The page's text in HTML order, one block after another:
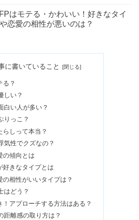
はモテる・かわいい！好きなタイ
恋愛の相性が悪いのは？
好きになったら好き避け？
は生きづらい？優しすぎる・頭悪
ら社会不適合は嘘！
はやばい＆雰囲気が不思議ちゃ
狂気的で怒ると怖いの？
最強】本質を見抜く・かっこい
なりたい人はどうする？
に書いていること
る？
しい？
白い人が多い？
りっこ？
らしって本当？
気性でクズなの？
の傾向とは
好きなタイプとは
の相性がいいタイプは？
はどう？
！アプローチする方法はある？
距離感の取り方は？